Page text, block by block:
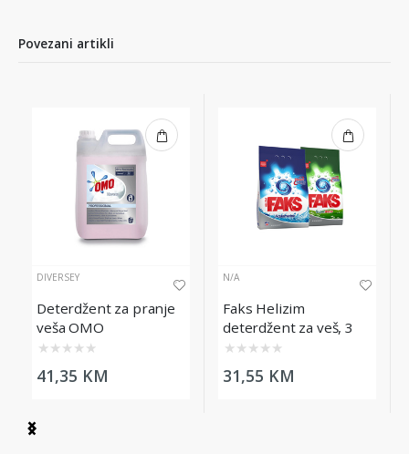
Povezani artikli
DIVERSEY
Deterdžent za pranje
veša OMO
Professional Horeca,
5L
★ ★ ★ ★ ★
41,35 KM
N/A
Faks Helizim
deterdžent za veš, 3
kg
★ ★ ★ ★ ★
31,55 KM
Item